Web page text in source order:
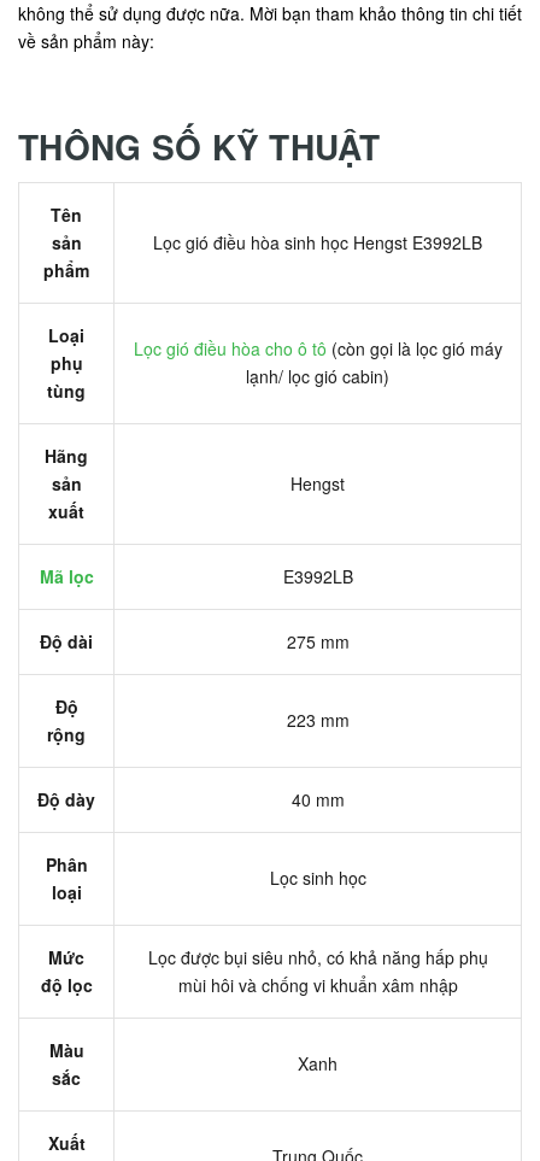
không thể sử dụng được nữa. Mời bạn tham khảo thông tin chi tiết
về sản phẩm này:
THÔNG SỐ KỸ THUẬT
Tên
sản
phẩm
Lọc gió điều hòa sinh học Hengst E3992LB
Loại
phụ
tùng
Lọc gió điều hòa cho ô tô (còn gọi là lọc gió máy
lạnh/ lọc gió cabin)
Hãng
sản
xuất
Hengst
Mã lọc E3992LB
Độ dài 275 mm
Độ
rộng
223 mm
Độ dày 40 mm
Phân
loại
Lọc sinh học
Mức
độ lọc
Lọc được bụi siêu nhỏ, có khả năng hấp phụ
mùi hôi và chống vi khuẩn xâm nhập
Màu
sắc
Xanh
Xuất
Trung Quốc